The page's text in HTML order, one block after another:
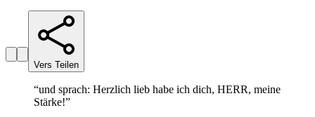
Vers Teilen
“und sprach: Herzlich lieb habe ich dich, HERR, meine
Stärke!”